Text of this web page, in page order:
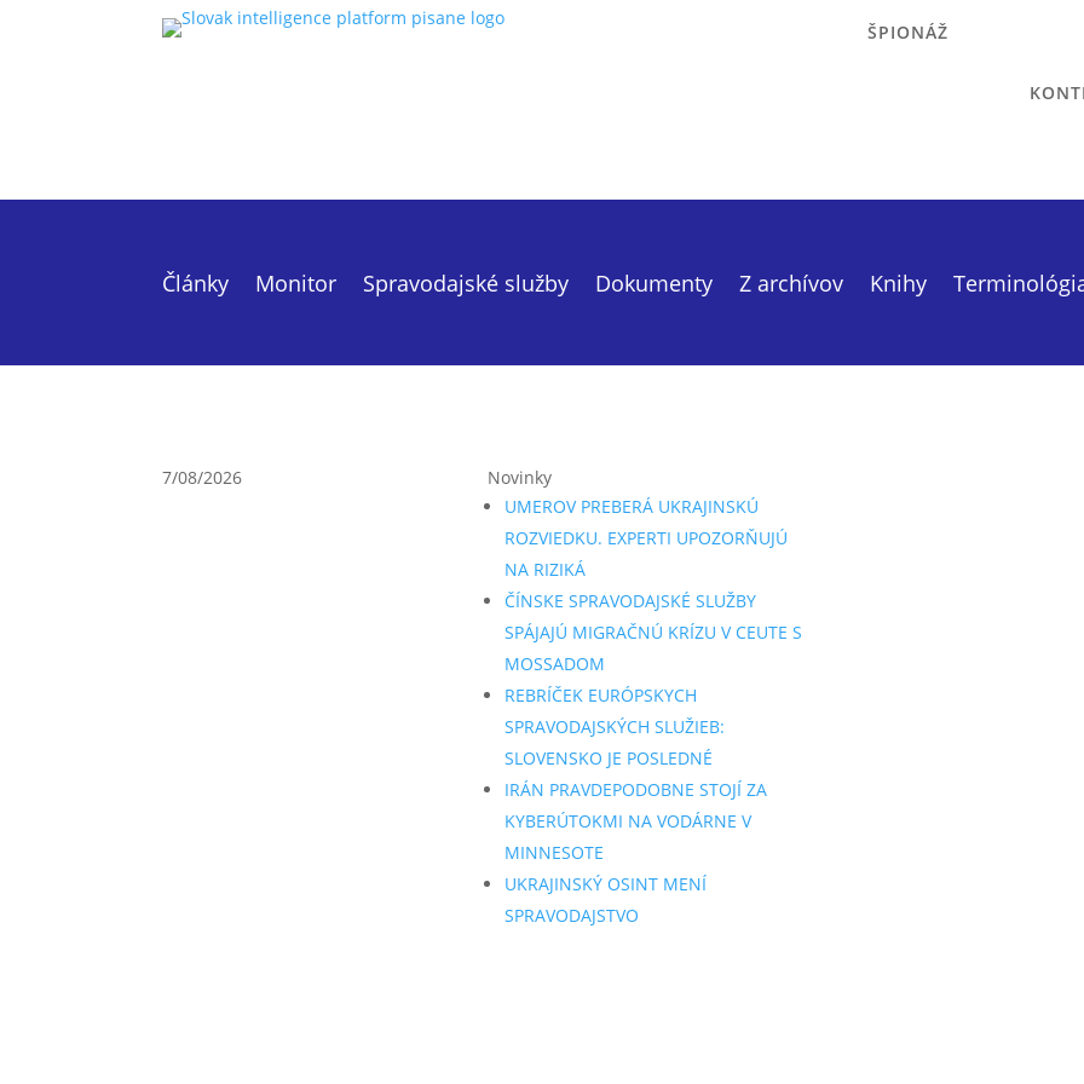
ŠPIONÁŽ
Články Monitor Spravodajské služby Dokumenty Z archívov Knihy
7/08/2026
Novinky
UMEROV PREBERÁ UKRAJINSKÚ
ROZVIEDKU. EXPERTI UPOZORŇUJÚ
NA RIZIKÁ
ČÍNSKE SPRAVODAJSKÉ SLUŽBY
SPÁJAJÚ MIGRAČNÚ KRÍZU V CEUTE S
MOSSADOM
REBRÍČEK EURÓPSKYCH
SPRAVODAJSKÝCH SLUŽIEB:
SLOVENSKO JE POSLEDNÉ
IRÁN PRAVDEPODOBNE STOJÍ ZA
KYBERÚTOKMI NA VODÁRNE V
MINNESOTE
UKRAJINSKÝ OSINT MENÍ
SPRAVODAJSTVO